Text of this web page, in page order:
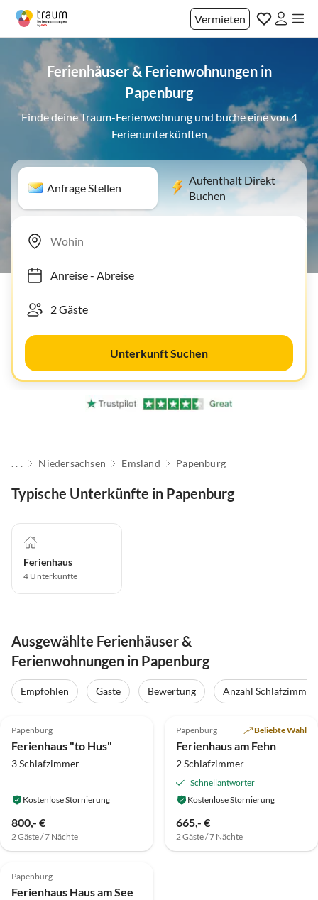
Vermieten
Ferienhäuser & Ferienwohnungen in
Papenburg
Finde deine Traum-Ferienwohnung und buche eine von 4
Ferienunterkünften
Anfrage Stellen
Aufenthalt Direkt
Buchen
Anreise- Abreise
Unterkunft Suchen
. . . Niedersachsen Emsland Papenburg
Typische Unterkünfte in Papenburg
Ferienhaus
4 Unterkünfte
Ausgewählte Ferienhäuser &
Ferienwohnungen in Papenburg
Empfohlen Gäste Bewertung Anzahl Schlafzimmer
Top-Inserat
Papenburg
Ferienhaus "to Hus"
3 Schlafzimmer
Kostenlose Stornierung
800,- €
2 Gäste / 7 Nächte
Papenburg Beliebte Wahl
Ferienhaus am Fehn
2 Schlafzimmer
Schnellantworter
Kostenlose Stornierung
665,- €
2 Gäste / 7 Nächte
Papenburg
Ferienhaus Haus am See